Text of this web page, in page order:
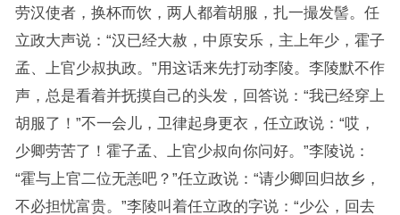
劳汉使者，换杯而饮，两人都着胡服，扎一撮发髻。任
立政大声说：“汉已经大赦，中原安乐，主上年少，霍子
孟、上官少叔执政。”用这话来先打动李陵。李陵默不作
声，总是看着并抚摸自己的头发，回答说：“我已经穿上
胡服了！”不一会儿，卫律起身更衣，任立政说：“哎，
少卿劳苦了！霍子孟、上官少叔向你问好。”李陵说：
“霍与上官二位无恙吧？”任立政说：“请少卿回归故乡，
不必担忧富贵。”李陵叫着任立政的字说：“少公，回去